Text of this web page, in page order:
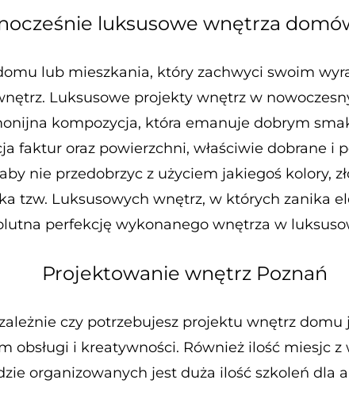
luksusowe wnętrza
lub mieszkania, który zachwyci swoim
Luksusowe projekty wnętrz w
kompozycja, która emanuje dobrym
faktur oraz powierzchni, właściwie dobrane i
nie przedobrzyc z użyciem jakiegoś kolory,
tzw. Luksusowych wnętrz, w których zanika
perfekcję wykonanego wnętrza w
Projektowanie wnętrz Poznań
czy potrzebujesz projektu wnętrz
obsługi i kreatywności. Również ilość miesjc
organizowanych jest duża ilość szkoleń dla